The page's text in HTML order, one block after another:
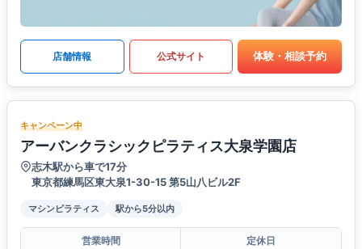
店舗情報 公式サイト 体験・相談予約
キャンペーン中
アーバンクラシックピラティス大泉学園店
志木駅から車で17分
東京都練馬区東大泉1-30-15 第5山八ビル2F
マシンピラティス 駅から5分以内
営業時間
定休日